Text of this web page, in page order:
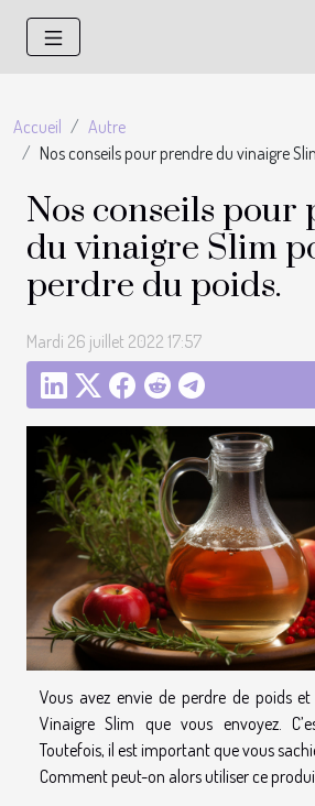
Accueil
Autre
Nos conseils pour prendre du vinaigre
Nos conseils pour
du vinaigre Slim
perdre du poids.
Mardi 26 juillet 2022 17:57
Vous avez envie de perdre de poids
Vinaigre Slim que vous envoyez.
Toutefois, il est important que vous
Comment peut-on alors utiliser ce produit